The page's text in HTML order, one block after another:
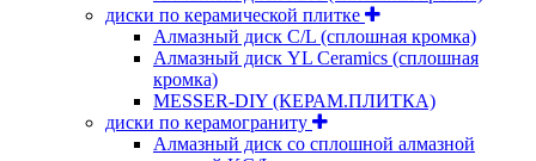
диски по керамической плитке
Алмазный диск C/L (сплошная кромка)
Алмазный диск YL Ceramics (сплошная
кромка)
MESSER-DIY (КЕРАМ.ПЛИТКА)
диски по керамограниту
Алмазный диск со сплошной алмазной